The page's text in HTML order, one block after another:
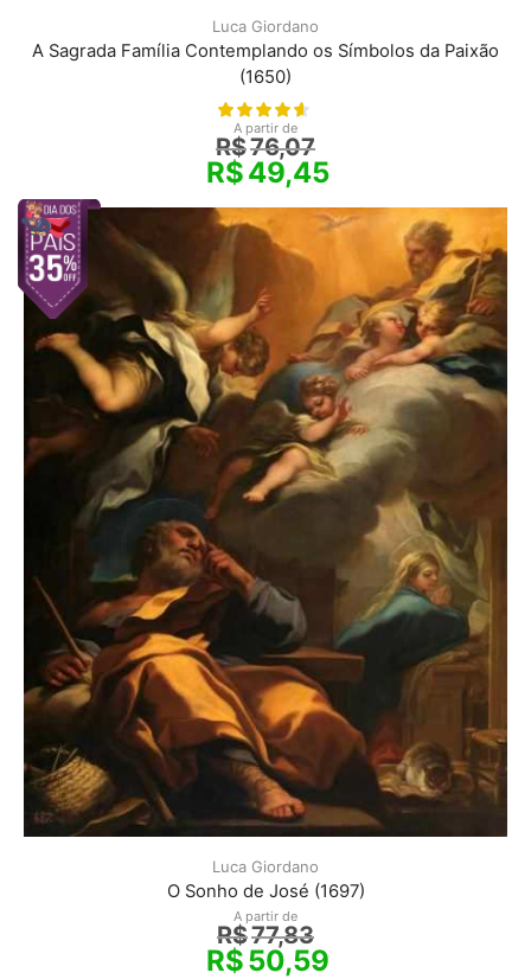
Luca Giordano
A Sagrada Família Contemplando os Símbolos da Paixão
(1650)
A partir de
R$76,07
R$49,45
Luca Giordano
O Sonho de José (1697)
A partir de
R$77,83
R$50,59